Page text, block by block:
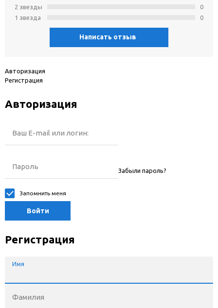
2 звeзды
1 звeзда
0
0
Написать отзыв
Авторизация
Регистрация
Авторизация
Ваш E-mail или логин:
Пароль Забыли пароль?
Запомнить меня
Войти
Регистрация
Имя
Фамилия